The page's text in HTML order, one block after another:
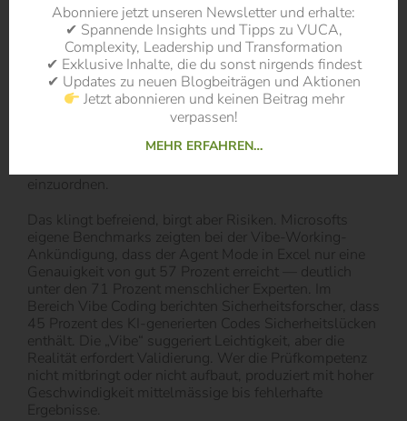
verteilt und Fortschritt kontrolliert hat, wird in einer
Vibe-Working-Welt weniger gebraucht. Wenn eine
Mitarbeiterin in zwanzig Minuten mit KI-Unterstützung
eine Finanzanalyse erstellen kann, für die früher ein
halber Tag und eine Excel-Spezialistin nötig waren,
dann verschiebt sich die Wertschöpfung. Gefragt sind
dann weniger die Fähigkeiten, solche Analysen
richtigen Fragen zu stellen, das Ergebnis kritisch zu
einzuordnen.
Das klingt befreiend, birgt aber Risiken. Microsofts
eigene Benchmarks zeigten bei der Vibe-Working-
Ankündigung, dass der Agent Mode in Excel nur eine
Genauigkeit von gut 57 Prozent erreicht — deutlich
unter den 71 Prozent menschlicher Experten. Im
Bereich Vibe Coding berichten Sicherheitsforscher, dass
45 Prozent des KI-generierten Codes Sicherheitslücken
enthält. Die „Vibe“ suggeriert Leichtigkeit, aber die
Realität erfordert Validierung. Wer die Prüfkompetenz
nicht mitbringt oder nicht aufbaut, produziert mit hoher
Geschwindigkeit mittelmässige bis fehlerhafte
Ergebnisse.
Abonniere jetzt unseren Newsletter und erhalte:
✔ Spannende Insights und Tipps zu VUCA,
Complexity, Leadership und Transformation
✔ Exklusive Inhalte, die du sonst nirgends findest
✔ Updates zu neuen Blogbeiträgen und Aktionen
Jetzt abonnieren und keinen Beitrag mehr
verpassen!
MEHR ERFAHREN…